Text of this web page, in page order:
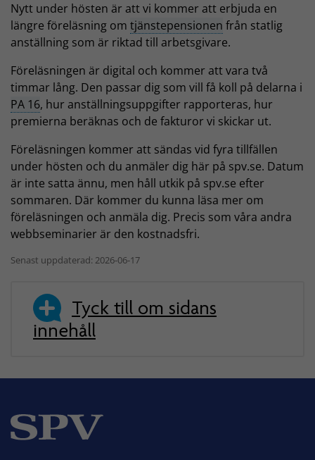
Nytt under hösten är att vi kommer att erbjuda en
längre föreläsning om tjänstepensionen från statlig
anställning som är riktad till arbetsgivare.
Föreläsningen är digital och kommer att vara två
timmar lång. Den passar dig som vill få koll på delarna i
PA 16, hur anställningsuppgifter rapporteras, hur
premierna beräknas och de fakturor vi skickar ut.
Föreläsningen kommer att sändas vid fyra tillfällen
under hösten och du anmäler dig här på spv.se. Datum
är inte satta ännu, men håll utkik på spv.se efter
sommaren. Där kommer du kunna läsa mer om
föreläsningen och anmäla dig. Precis som våra andra
webbseminarier är den kostnadsfri.
Senast uppdaterad: 2026-06-17
Tyck till om sidans
innehåll